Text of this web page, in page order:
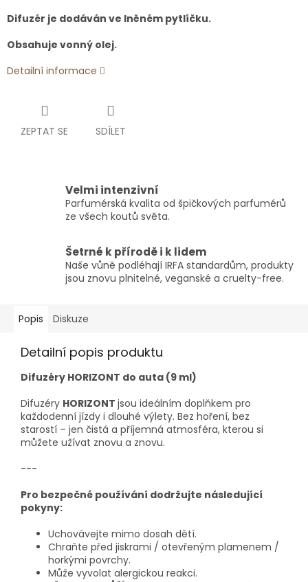
Difuzér je dodáván ve lněném pytlíčku.
Obsahuje vonný olej.
Detailní informace
ZEPTAT SE SDÍLET
Velmi intenzivní
Parfumérská kvalita od špičkových parfumérů
ze všech koutů světa.
Šetrné k přírodě i k lidem
Naše vůně podléhají IRFA standardům, produkty
jsou znovu plnitelné, veganské a cruelty-free.
Popis Diskuze
Detailní popis produktu
Difuzéry HORIZONT do auta (9 ml)
Difuzéry HORIZONT jsou ideálním doplňkem pro
každodenní jízdy i dlouhé výlety. Bez hoření, bez
starostí – jen čistá a příjemná atmosféra, kterou si
můžete užívat znovu a znovu.
---
Pro bezpečné používání dodržujte následující
pokyny:
Uchovávejte mimo dosah dětí.
Chraňte před jiskrami / otevřeným plamenem /
horkými povrchy.
Může vyvolat alergickou reakci.